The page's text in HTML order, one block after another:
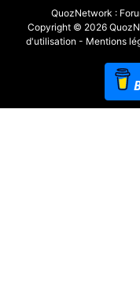
QuozNetwork :
Copyright © 2026
d'utilisation - Mentions